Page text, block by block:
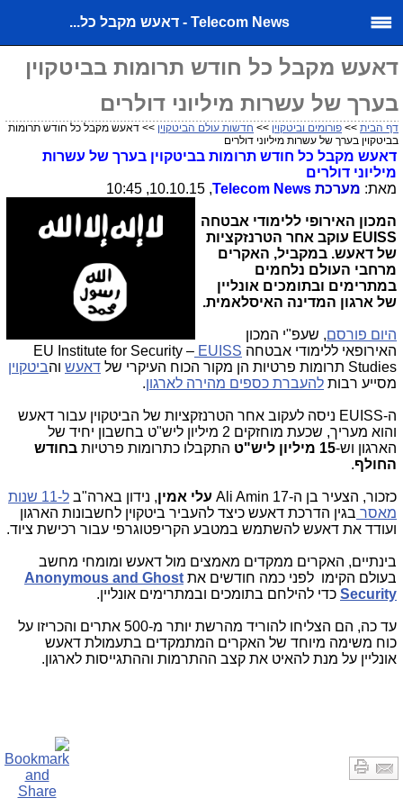
Telecom News - דאעש מקבל כל...
דאעש מקבל כל חודש תרומות בביטקוין
בערך של עשרות מיליוני דולרים
דף הבית >> פורומים וביטקוין >> חדשות עולם הביטקוין >> דאעש מקבל כל חודש תרומות
בביטקוין בערך של עשרות מיליוני דולרים
דאעש מקבל כל חודש תרומות בביטקוין בערך של עשרות
מיליוני דולרים
מאת: מערכת Telecom News
, 10.10.15, 10:45
המכון האירופי ללימודי אבטחה
EUISS עוקב אחר הטרנזקציות
של דאעש. במקביל, האקרים
מרחבי העולם נלחמים
במתרימים ובתומכים אונליין
של ארגון המדינה האיסלאמית.
היום פורסם, שעפ"י המכון
האירופאי ללימודי אבטחה EUISS
–
EU Institute for Security
Studies תרומות פרטיות הן מקור הכוח העיקרי של דאעש והביטקוין
מסייע רבות להעברת כספים מהירה לארגון.
ה-EUISS ניסה לעקוב אחר הטרנזקציות של הביטקוין עבור דאעש
והוא מעריך, שכעת מוחזקים 2 מיליון ליש"ט בחשבון יחיד של
הארגון וש-15 מיליון ליש"ט התקבלו כתרומות פרטיות בחודש
החולף.
כזכור, הצעיר בן ה-17 Ali Amin עלי אמין, נידון בארה"ב
ל-11 שנות
מאסר בגין הדרכת דאעש כיצד להעביר ביטקוין לחשבונות הארגון
ועודד את דאעש להשתמש במטבע הקריפטוגרפי עבור רכישת ציוד.
בינתיים, האקרים ממקדים מאמצים מול דאעש ומומחי מחשב
בעולם הקימו לפני כמה חודשים את Anonymous and Ghost
Security כדי להילחם בתומכים ובמתרימים אונליין.
עד כה, הם הצליחו להוריד מהרשת יותר מ-500 אתרים והכריזו על
כוח משימה מיוחד של האקרים המתמקדים בתעמולת דאעש
אונליין על מנת להאיט את קצב ההתרמות וההתגייסות לארגון.